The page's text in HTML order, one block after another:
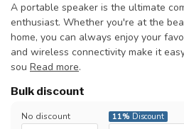
A portable speaker is the ultimate
enthusiast. Whether you're at the
home, you can always enjoy your
and wireless connectivity make it
sou Read more.
Bulk discount
No discount 11% Discount